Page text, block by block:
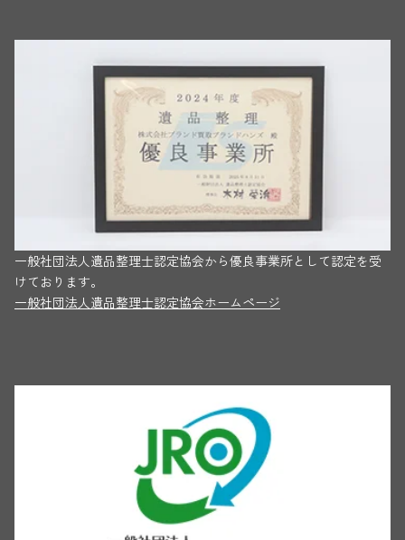
一般社団法人遺品整理士認定協会から優良事業所として認定を受
けております。
一般社団法人遺品整理士認定協会ホームページ